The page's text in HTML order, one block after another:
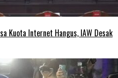
Kuota Internet Hangus, IAW Desak